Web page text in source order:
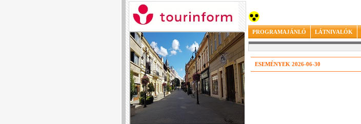
PROGRAMAJÁNLÓ LÁTNIVALÓK
ESEMÉNYEK 2026-06-30